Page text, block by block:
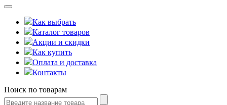
Как выбрать
Каталог товаров
Акции и скидки
Как купить
Оплата и доставка
Контакты
Поиск по товарам